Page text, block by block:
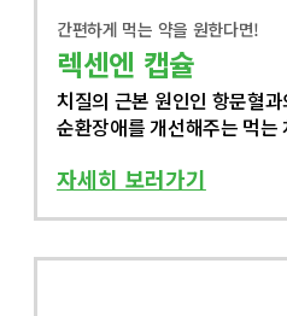
간편하게 먹는 약을 원한다면!
렉센엔 캡슐
치질의 근본 원인인 항문혈
순환장애를 개선해주는 먹는
자세히 보러가기